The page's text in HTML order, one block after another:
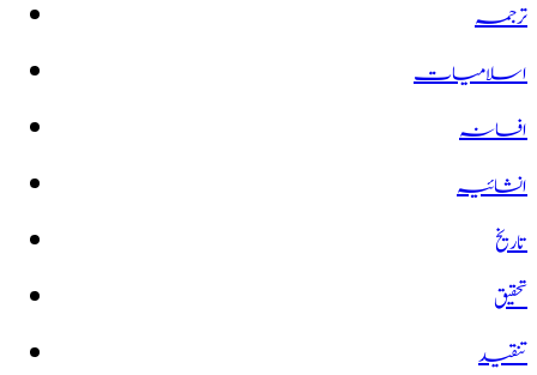
ترجمہ
اسلامیات
افسانہ
انشائیہ
تاریخ
تحقیق
تنقید